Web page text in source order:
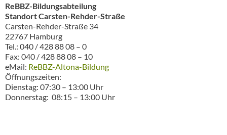
ReBBZ-Bildungsabteilung
Standort Carsten-Rehder-Straße
Carsten-Rehder-Straße 34
22767 Hamburg
Tel.: 040 / 428 88 08 – 0
Fax: 040 / 428 88 08 – 10
eMail: ReBBZ-Altona-Bildung
Öffnungszeiten:
Dienstag: 07:30 – 13:00 Uhr
Donnerstag: 08:15 – 13:00 Uhr